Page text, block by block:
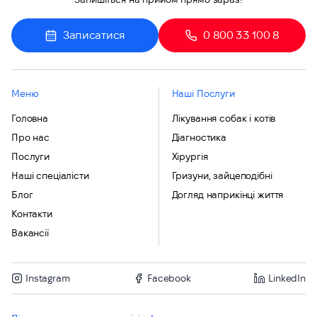
Записатися 0 800 33 100 8
Меню
Головна
Про нас
Послуги
Наші спеціалісти
Блог
Контакти
Вакансії
Наші Послуги
Лікування собак і котів
Діагностика
Хірургія
Гризуни, зайцеподібні
Догляд наприкінці життя
Instagram Facebook LinkedIn